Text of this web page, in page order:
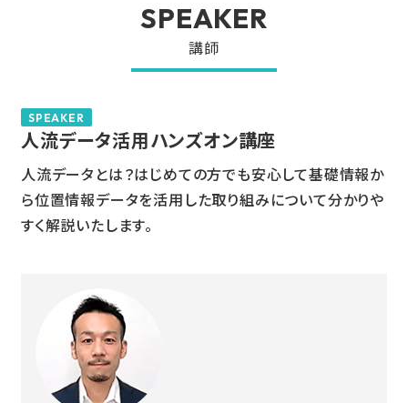
SPEAKER
講師
SPEAKER
人流データ活用ハンズオン講座
人流データとは？はじめての方でも安心して基礎情報か
ら位置情報データを活用した取り組みについて分かりや
すく解説いたします。